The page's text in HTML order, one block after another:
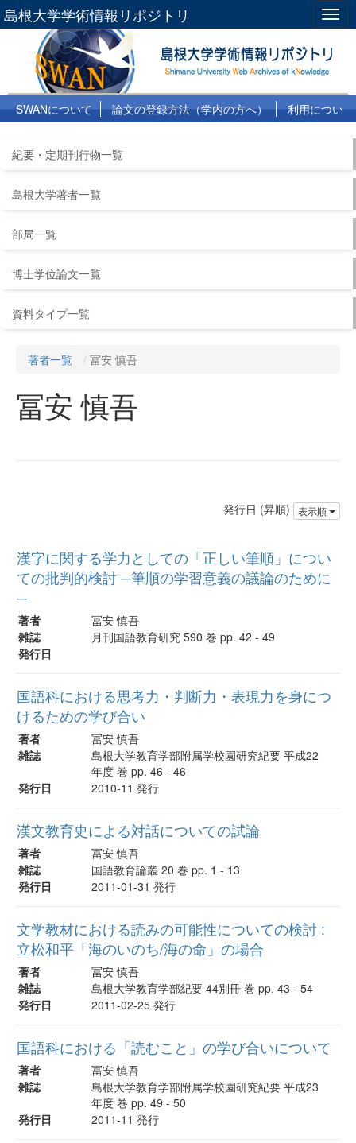
島根大学学術情報リポジトリ
SWANについて 論文の登録方法（学内の方へ）
利用につい
紀要・定期刊行物一覧
島根大学著者一覧
部局一覧
博士学位論文一覧
資料タイプ一覧
著者一覧 冨安 慎吾
冨安 慎吾
発行日 (昇順) 表示順
漢字に関する学力としての「正しい筆順」につい
ての批判的検討 ─筆順の学習意義の議論のために
─
著者
冨安 慎吾
雑誌
月刊国語教育研究 590 巻 pp. 42 - 49
発行日
国語科における思考力・判断力・表現力を身につ
けるための学び合い
著者
冨安 慎吾
雑誌
島根大学教育学部附属学校園研究紀要 平成22
年度 巻 pp. 46 - 46
発行日
2010-11 発行
漢文教育史による対話についての試論
著者
冨安 慎吾
雑誌
国語教育論叢 20 巻 pp. 1 - 13
発行日
2011-01-31 発行
文学教材における読みの可能性についての検討 :
立松和平「海のいのち/海の命」の場合
著者
冨安 慎吾
雑誌
島根大学教育学部紀要 44別冊 巻 pp. 43 - 54
発行日
2011-02-25 発行
国語科における「読むこと」の学び合いについて
著者
冨安 慎吾
雑誌
島根大学教育学部附属学校園研究紀要 平成23
年度 巻 pp. 49 - 50
発行日
2011-11 発行